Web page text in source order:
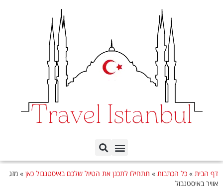
דף הבית » כל הכתבות » תתחילו לתכנן את הטיול שלכם באיסטנבול כאן » מזג
אוויר באיסטנבול